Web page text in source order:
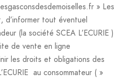
» Les
d’informer tout éventuel
(la société SCEA L’ECURIE )
de vente en ligne
les droits et obligations des
au consommateur ( »